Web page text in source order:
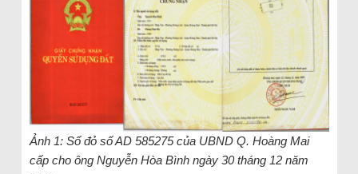
Ảnh 1: Sổ đỏ số AD 585275 của UBND Q. Hoàng Mai
cấp cho ông Nguyễn Hòa Bình ngày 30 tháng 12 năm